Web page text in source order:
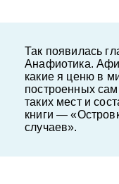
Так появилась
Анафиотика.
какие я ценю в
построенных
таких мест и
книги —
случаев».